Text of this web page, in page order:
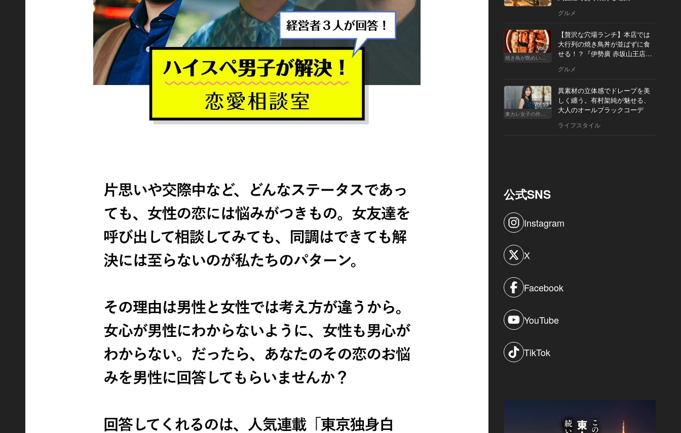
グルメ
Vol.7
焼き鳥が艶めいてきた
【贅沢な穴場ランチ】本店では
大行列の焼き鳥丼が並ばずに食
せる！？『伊勢廣 赤坂山王店』
グルメ
Vol.53
東カレ女子の作り方
異素材の立体感でドレープを美
しく纏う。有村架純が魅せる、
大人のオールブラックコーデ
ライフスタイル
公式SNS
Instagram
X
Facebook
YouTube
TikTok